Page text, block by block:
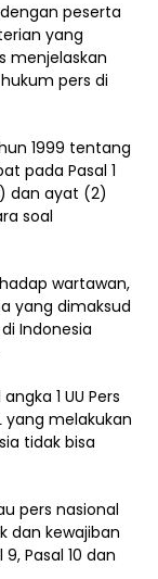
peserta
yang
menjelaskan
pers di
1999 tentang
pada Pasal 1
dan ayat (2)
soal
wartawan,
yang dimaksud
Indonesia
1 UU Pers
yang melakukan
tidak bisa
pers nasional
dan kewajiban
Pasal 10 dan